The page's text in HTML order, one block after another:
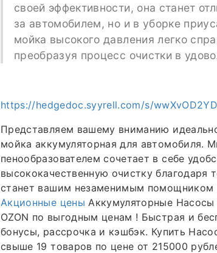
своей эффективности, она станет
за автомобилем, но и в уборке
мойка высокого давления легко
преобразуя процесс очистки в
https://hedgedoc.syyrell.com/s/
Представляем вашему вниманию
мойка аккумуляторная для автомобиля.
пенообразователем сочетает в себе
высококачественную очистку благодаря
станет вашим незаменимым помощником
Акционные цены Аккумуляторные
OZON по выгодным ценам ! Быстрая и
бонусы, рассрочка и кэшбэк. Купить
свыше 19 товаров по цене от 215000